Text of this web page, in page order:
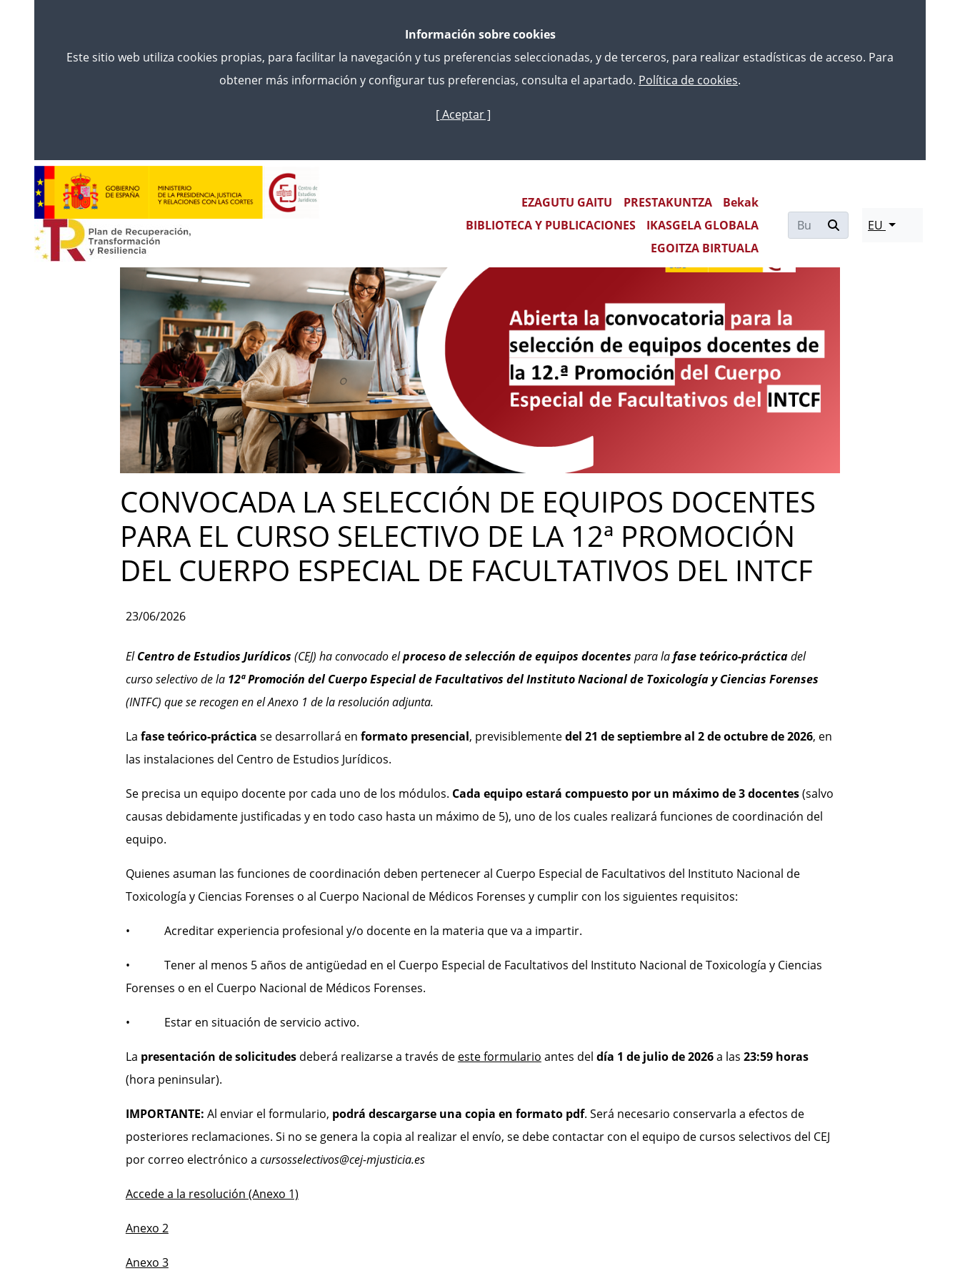
Skip
main
Información sobre cookies
Este sitio web utiliza cookies propias, para facilitar la navegación y tus preferencias seleccionadas, y de terceros, para realizar estadísticas de acceso. Para
obtener más información y configurar tus preferencias, consulta el apartado. Política de cookies.
[ Aceptar ]
Main navigation
EZAGUTU GAITU PRESTAKUNTZA
Bekak
BIBLIOTECA Y PUBLICACIONES
IKASGELA GLOBALA
EGOITZA BIRTUALA
EU
CONVOCADA LA SELECCIÓN DE EQUIPOS DOCENTES PARA EL CURSO SELECTIVO DE LA 12ª PROMOCIÓN DEL CUERPO
ESPECIAL DE FACULTATIVOS DEL INTCF
CONVOCADA LA SELECCIÓN DE EQUIPOS DOCENTES
PARA EL CURSO SELECTIVO DE LA 12ª PROMOCIÓN
DEL CUERPO ESPECIAL DE FACULTATIVOS DEL INTCF
23/06/2026
ElCentro de Estudios Jurídicos (CEJ) ha convocado elproceso de selección de equipos docentes para lafase teórico-prácticadel
curso selectivo de la12ª Promoción del Cuerpo Especial de Facultativos del Instituto Nacional de Toxicología y Ciencias Forenses
(INTFC) que se recogen en el Anexo 1 de la resolución adjunta.
La fase teórico-práctica se desarrollará en formato presencial, previsiblementedel 21 de septiembre al 2 de octubre de 2026, en
las instalaciones del Centro de Estudios Jurídicos.
Se precisa un equipo docente por cada uno de los módulos. Cada equipo estará compuesto por un máximo de 3 docentes(salvo
causas debidamente justificadas y en todo caso hasta un máximo de 5), uno de los cuales realizará funciones de coordinación del
equipo.
Quienes asuman las funciones de coordinación deben pertenecer al Cuerpo Especial de Facultativos del Instituto Nacional de
Toxicología y Ciencias Forenses o al Cuerpo Nacional de Médicos Forenses y cumplir con los siguientes requisitos:
• Acreditar experiencia profesional y/o docente en la materia que va a impartir.
• Tener al menos 5 años de antigüedad en el Cuerpo Especial de Facultativos del Instituto Nacional de Toxicología y Ciencias
Forenses o en el Cuerpo Nacional de Médicos Forenses.
• Estar en situación de servicio activo.
La presentación de solicitudesdeberá realizarse a través de este formulario antes del día 1 de julio de 2026a las 23:59 horas
(hora peninsular).
IMPORTANTE: Al enviar el formulario, podrá descargarse una copia en formato pdf. Será necesario conservarla a efectos de
posteriores reclamaciones. Si no se genera la copia al realizar el envío, se debe contactar con el equipo de cursos selectivos del CEJ
por correo electrónico a cursosselectivos@cej-mjusticia.es
Accede a la resolución (Anexo 1)
Anexo 2
Anexo 3